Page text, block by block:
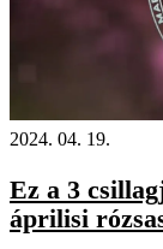
2024. 04. 19.
Ez a 3
áprilisi